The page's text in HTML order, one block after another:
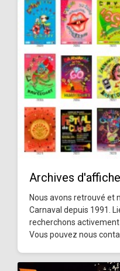
Archives
Nous avons retrouvé et
Carnaval depuis 1991.
recherchons
Vous pouvez nous